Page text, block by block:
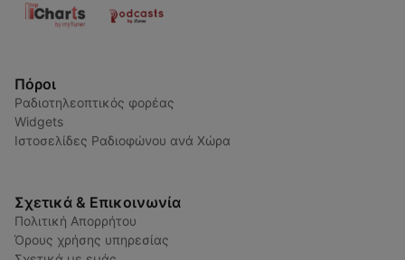
Πόροι
Ραδιοτηλεοπτικός φορέας
Widgets
Ιστοσελίδες Ραδιοφώνου ανά Χώρα
Σχετικά & Επικοινωνία
Πολιτική Απορρήτου
Όρους χρήσης υπηρεσίας